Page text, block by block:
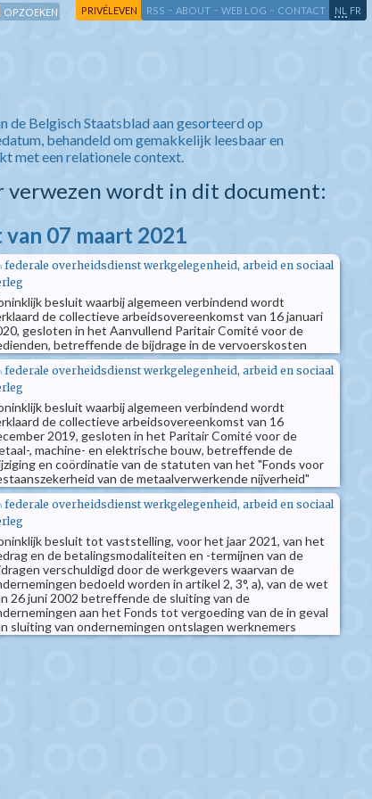
PRIVÉLEVEN RSS - ABOUT - WEB LOG - CONTACT NL FR
de Belgisch Staatsblad aan gesorteerd op
behandeld om gemakkelijk leesbaar en
met een relationele context.
verwezen wordt in dit document:
07 maart 2021
federale overheidsdienst werkgelegenheid, arbeid en sociaal
besluit waarbij algemeen verbindend wordt
de collectieve arbeidsovereenkomst van 16 januari
gesloten in het Aanvullend Paritair Comité voor de
betreffende de bijdrage in de vervoerskosten
federale overheidsdienst werkgelegenheid, arbeid en sociaal
besluit waarbij algemeen verbindend wordt
de collectieve arbeidsovereenkomst van 16
2019, gesloten in het Paritair Comité voor de
, machine- en elektrische bouw, betreffende de
en coördinatie van de statuten van het "Fonds voor
van de metaalverwerkende nijverheid"
federale overheidsdienst werkgelegenheid, arbeid en sociaal
besluit tot vaststelling, voor het jaar 2021, van het
en de betalingsmodaliteiten en -termijnen van de
verschuldigd door de werkgevers waarvan de
bedoeld worden in artikel 2, 3°, a), van de wet
26 juni 2002 betreffende de sluiting van de
aan het Fonds tot vergoeding van de in geval
sluiting van ondernemingen ontslagen werknemers